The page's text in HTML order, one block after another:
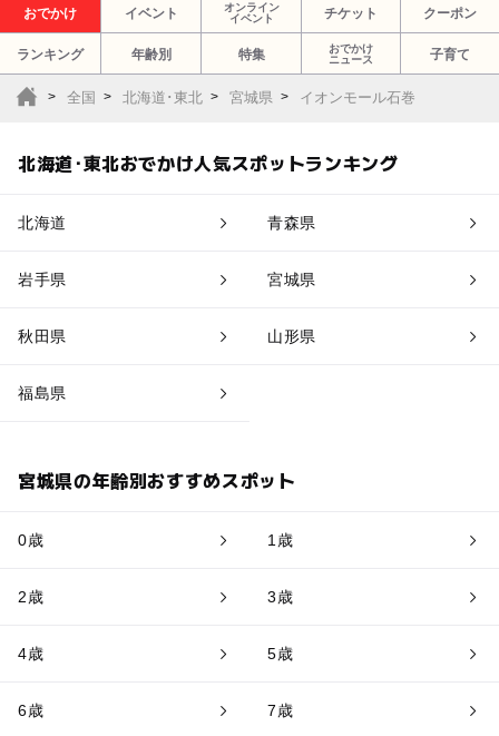
おでかけ イベント
オンライン
イベント
チケット クーポン
ランキング 年齢別 特集
おでかけ
ニュース
子育て
全国 北海道･東北 宮城県 イオンモール石巻
北海道･東北おでかけ人気スポットランキング
北海道 青森県
岩手県 宮城県
秋田県 山形県
福島県
宮城県の年齢別おすすめスポット
0歳 1歳
2歳 3歳
4歳 5歳
6歳 7歳